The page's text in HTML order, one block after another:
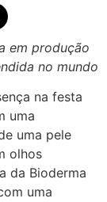
em produção
no mundo
na festa
uma
uma pele
olhos
da Bioderma
uma